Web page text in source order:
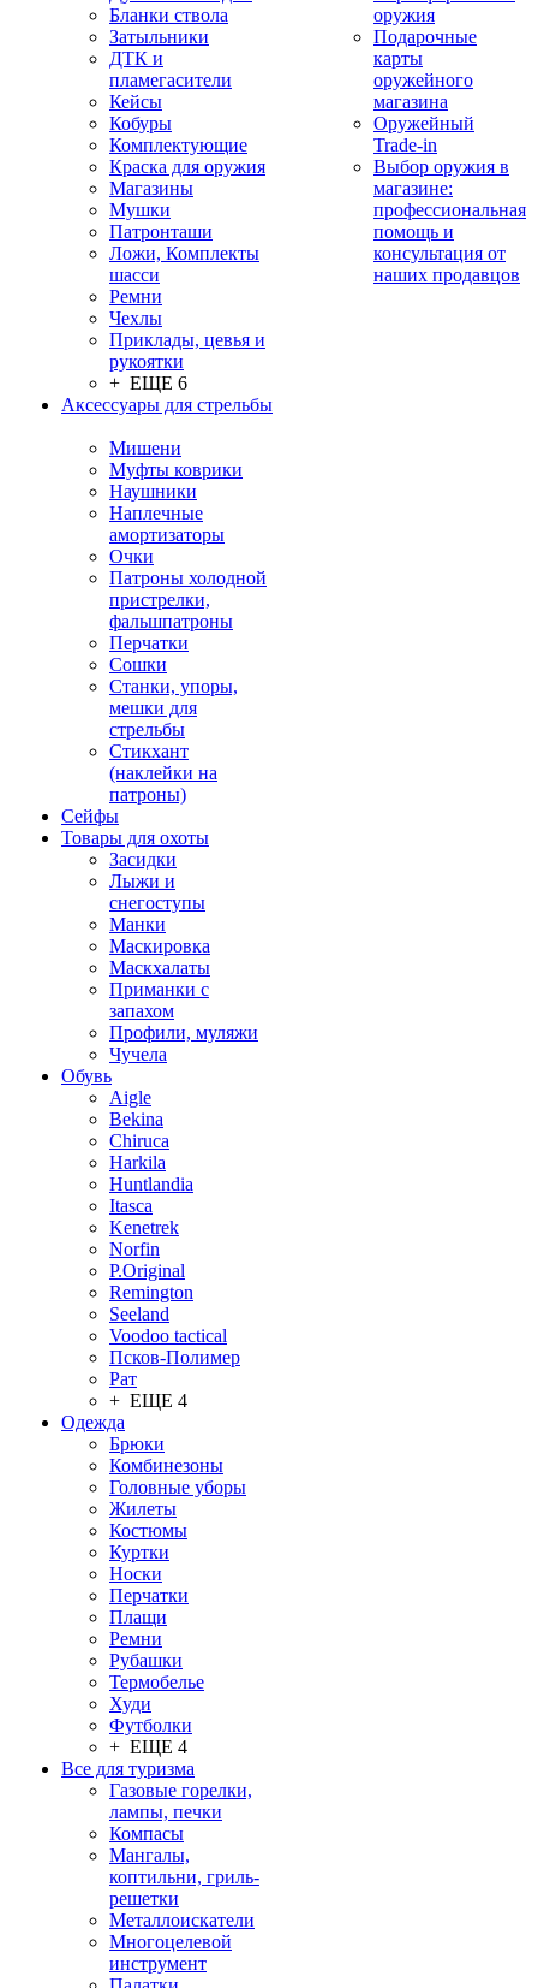
Бланки ствола
Затыльники
ДТК и
пламегасители
Кейсы
Кобуры
Комплектующие
Краска для оружия
Магазины
Мушки
Патронташи
Ложи, Комплекты
шасси
Ремни
Чехлы
Приклады, цевья и
рукоятки
+ ЕЩЕ 6
Аксессуары для стрельбы
Мишени
Муфты коврики
Наушники
Наплечные
амортизаторы
Очки
Патроны холодной
пристрелки,
фальшпатроны
Перчатки
Сошки
Станки, упоры,
мешки для
стрельбы
Стикхант
(наклейки на
патроны)
Сейфы
Товары для охоты
Засидки
Лыжи и
снегоступы
Манки
Маскировка
Маскхалаты
Приманки с
запахом
Профили, муляжи
Чучела
Обувь
Aigle
Bekina
Chiruсa
Harkila
Huntlandia
Itasca
Kenetrek
Norfin
P.Original
Remington
Seeland
Voodoo tactical
Псков-Полимер
Рат
+ ЕЩЕ 4
Одежда
Брюки
Комбинезоны
Головные уборы
Жилеты
Костюмы
Куртки
Носки
Перчатки
Плащи
Ремни
Рубашки
Термобелье
Худи
Футболки
+ ЕЩЕ 4
Все для туризма
Газовые горелки,
лампы, печки
Компасы
Мангалы,
коптильни, гриль-
решетки
Металлоискатели
Многоцелевой
инструмент
оружия
Подарочные
карты
оружейного
магазина
Оружейный
Trade-in
Выбор оружия в
магазине:
профессиональная
помощь и
консультация от
наших продавцов